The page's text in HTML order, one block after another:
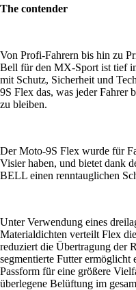
The contender
Von Profi-Fahrern bis hin zu
Bell für den MX-Sport ist tief
mit Schutz, Sicherheit und
9S Flex das, was jeder Fahrer
zu bleiben.
Der Moto-9S Flex wurde für
Visier haben, und bietet dank
BELL einen renntauglichen
Unter Verwendung eines
Materialdichten verteilt Flex
reduziert die Übertragung der
segmentierte Futter ermöglicht
Passform für eine größere
überlegene Belüftung im